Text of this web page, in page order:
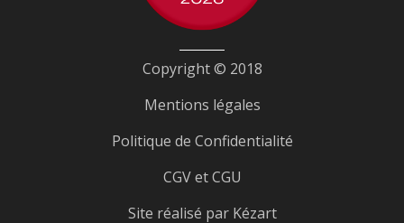
Copyright © 2018
Mentions légales
Politique de Confidentialité
CGV et CGU
Site réalisé par Kézart